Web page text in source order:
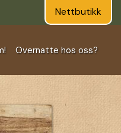
Nettbutikk
Overnatte hos oss?